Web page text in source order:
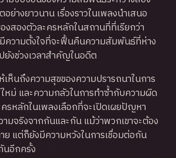
ย่างยาวนาน เรื่องราวในเพลงนำเสนอ
สองตัวละครหลักในสถานที่ที่เรียกว่า
ความตั้งใจที่จะฟื้นคืนความสัมพันธ์ที่ห่าง
ยังช่วงเวลาสำคัญในอดีต
เห็นถึงความสุขของความปรารถนาในการ
ม่ และความกลัวในการทำซ้ำกับความผิด
รหลักในเพลงเลือกที่จะเปิดเผยปัญหา
ามจริงจากกันและกัน แม้ว่าพวกเขาจะต้อง
แต่ก็ยังมีความหวังในการเชื่อมต่อกัน
นอีกครั้ง